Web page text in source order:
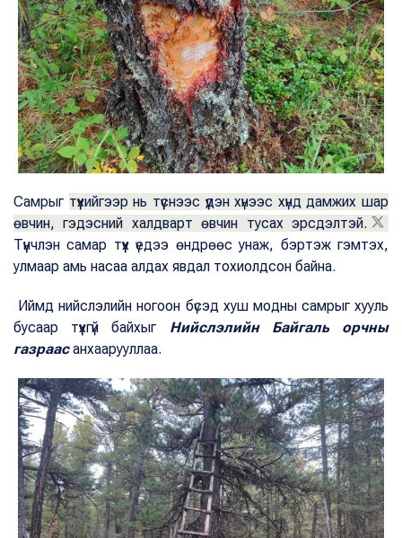
Самрыг түүхийгээр нь түүснээс үүдэн хүнээс хүнд дамжих шар
өвчин, гэдэсний халдварт өвчин тусах эрсдэлтэй.
Түүнчлэн самар түүх үедээ өндрөөс унаж, бэртэж гэмтэх,
улмаар амь насаа алдах явдал тохиолдсон байна.
Иймд нийслэлийн ногоон бүсэд хуш модны самрыг хууль
бусаар түүхгүй байхыг Нийслэлийн Байгаль орчны
газраасанхаарууллаа.